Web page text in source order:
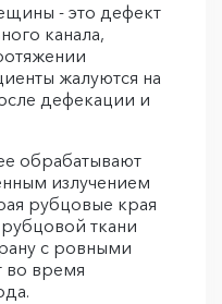
- это дефект
канала,
жалуются на
дефекации и
обрабатывают
излучением
рубцовые края
ткани
с ровными
во время